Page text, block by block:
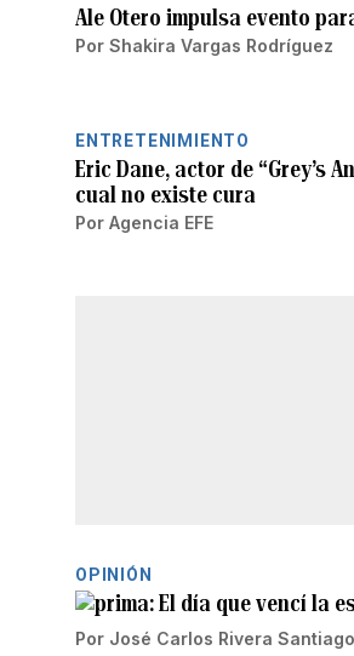
Ale Otero impulsa evento
Por Shakira Vargas Rodríguez
ENTRETENIMIENTO
Eric Dane, actor de “Grey’s
cual no existe cura
Por Agencia EFE
OPINIÓN
El día que vencí la
Por José Carlos Rivera Santiago